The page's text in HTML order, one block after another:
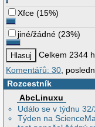
Xfce (15%)
jiné/žádné (23%)
Celkem 2344
Komentářů: 30 ,
Rozcestník
AbcLinuxu
Událo se v týdnu
Týden na